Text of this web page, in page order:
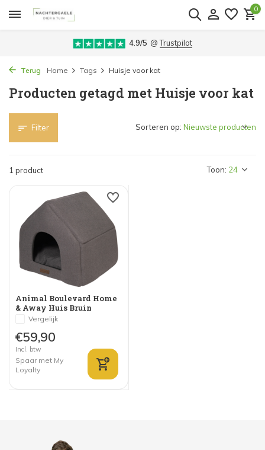
0
4.9/5 @Trustpilot
Terug Home Tags Huisje voor kat
Producten getagd met Huisje voor kat
Filter
1 product Toon:
Sorteren op:
Animal Boulevard Home
& Away Huis Bruin
Vergelijk
€59,90
Incl. btw
Spaar met My
Loyalty